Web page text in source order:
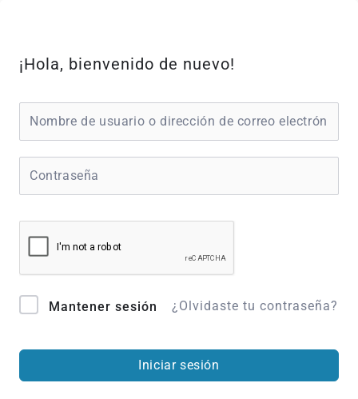
contenido
¡Hola, bienvenido de nuevo!
Mantener sesión ¿Olvidaste tu contraseña?
Iniciar sesión